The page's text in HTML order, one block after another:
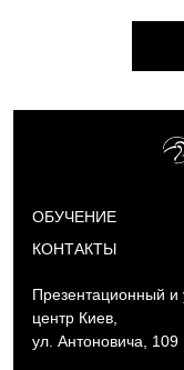
ОБУЧЕНИЕ
КОНТАКТЫ
Презентационный и
центр Киев,
ул. Антоновича, 109